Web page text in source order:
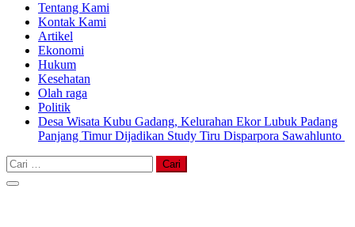
Tentang Kami
Kontak Kami
Artikel
Ekonomi
Hukum
Kesehatan
Olah raga
Politik
Desa Wisata Kubu Gadang, Kelurahan Ekor Lubuk Padang
Panjang Timur Dijadikan Study Tiru Disparpora Sawahlunto
Cari
untuk: